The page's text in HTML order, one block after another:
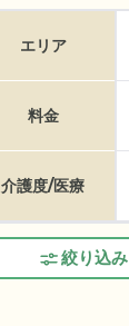
エリア
料金
介護度/医療
絞り込み